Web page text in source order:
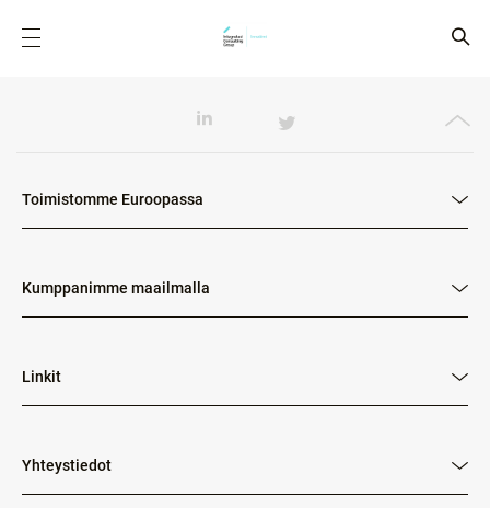
Toimistomme Euroopassa
Kumppanimme maailmalla
Linkit
Yhteystiedot